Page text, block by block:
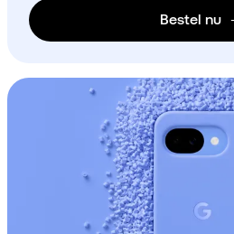
Bestel nu